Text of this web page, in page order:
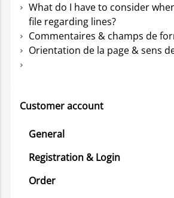
Customer account
General
Registration & Login
Order
What do I have to consider
file regarding lines?
Commentaires & champs de
Orientation de la page & sens